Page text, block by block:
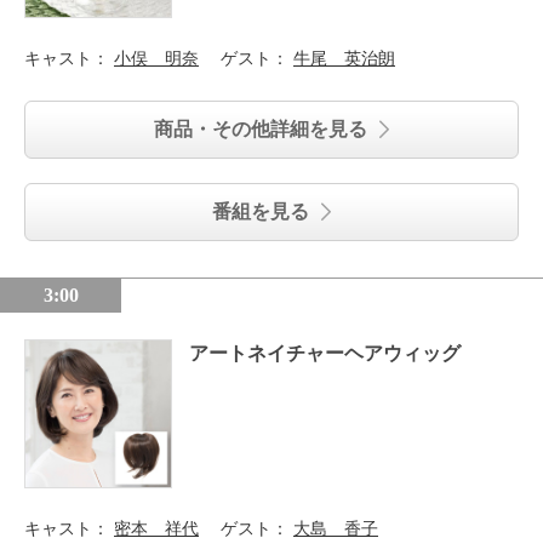
キャスト： 小俣 明奈 ゲスト： 牛尾 英治朗
商品・その他詳細を見る
番組を見る
3:00
アートネイチャーヘアウィッグ
キャスト： 密本 祥代 ゲスト： 大島 香子